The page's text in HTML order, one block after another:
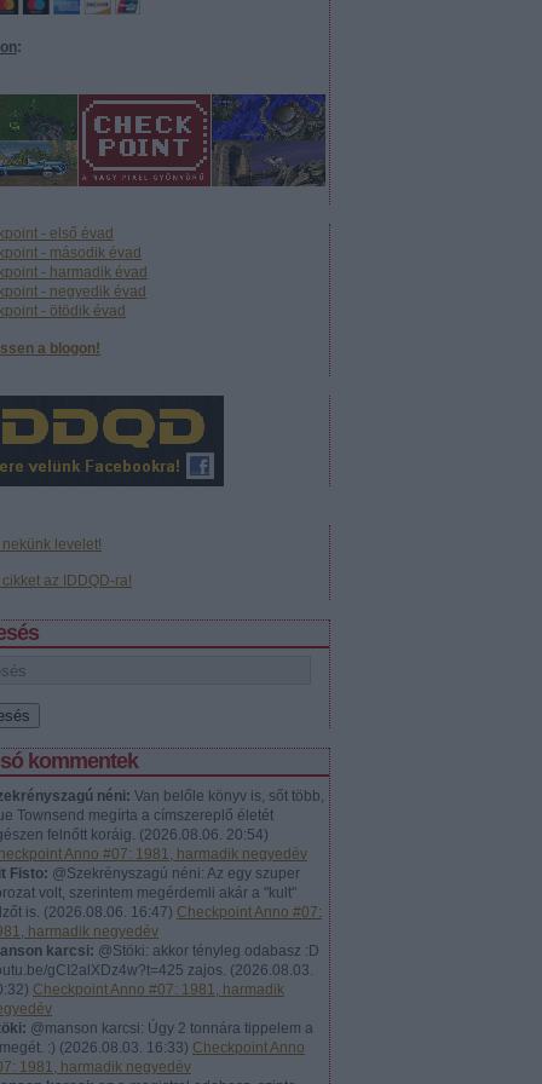
:
- első évad
- második évad
- harmadik évad
- negyedik évad
- ötödik évad
a blogon!
nekünk levelet!
cikket az IDDQD-ra!
kommentek
néni: Van belőle könyv is, sőt több,
Townsend megírta a címszereplő életét
felnőtt koráig. (2026.08.06. 20:54)
Anno #07: 1981, harmadik negyedév
Fisto: @Szekrényszagú néni: Az egy szuper
volt, szerintem megérdemli akár a "kult"
is. (2026.08.06. 16:47) Checkpoint Anno #07:
harmadik negyedév
karcsi: @Stöki: akkor tényleg odabasz :D
gCI2alXDz4w?t=425 zajos. (2026.08.03.
) Checkpoint Anno #07: 1981, harmadik
@manson karcsi: Úgy 2 tonnára tippelem a
:) (2026.08.03. 16:33) Checkpoint Anno
1981, harmadik negyedév